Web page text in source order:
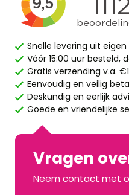
Snelle levering uit
Vóór 15:00 uur besteld,
Gratis verzending v.a.
Eenvoudig en veilig
Deskundig en eerlijk
Goede en vriendelijke
Vragen
Neem contact met